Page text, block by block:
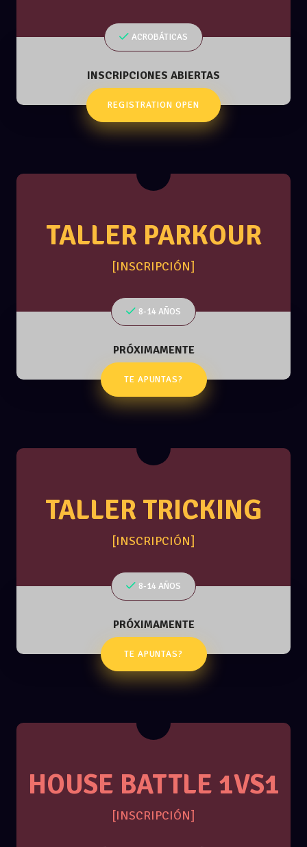
ACROBÁTICAS
INSCRIPCIONES ABIERTAS
REGISTRATION OPEN
TALLER PARKOUR
[INSCRIPCIÓN]
8-14 AÑOS
PRÓXIMAMENTE
TE APUNTAS?
TALLER TRICKING
[INSCRIPCIÓN]
8-14 AÑOS
PRÓXIMAMENTE
TE APUNTAS?
HOUSE BATTLE 1VS1
[INSCRIPCIÓN]